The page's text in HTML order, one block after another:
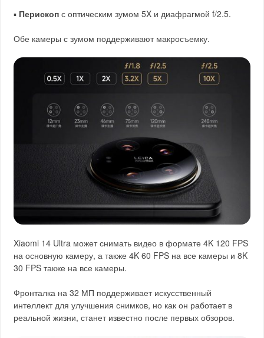
▪️ Перископ с оптическим зумом 5X и диафрагмой f/2.5.
Обе камеры с зумом поддерживают макросъемку.
Xiaomi 14 Ultra может снимать видео в формате 4K 120 FPS
на основную камеру, а также 4K 60 FPS на все камеры и 8K
30 FPS также на все камеры.
Фронталка на 32 МП поддерживает искусственный
интеллект для улучшения снимков, но как он работает в
реальной жизни, станет известно после первых обзоров.